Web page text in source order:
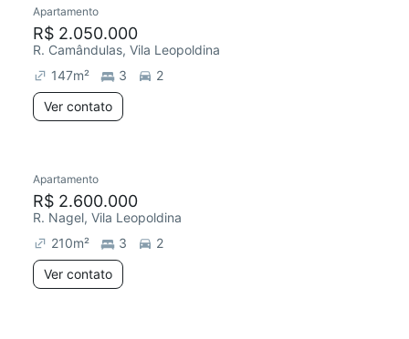
Apartamento
R$ 2.050.000
R. Camândulas, Vila Leopoldina
147m² 3
2
Ver contato
Apartamento
R$ 2.600.000
R. Nagel, Vila Leopoldina
210m² 3
2
Ver contato